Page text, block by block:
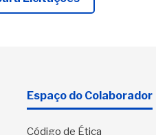
Espaço do Colaborador
Código de Ética